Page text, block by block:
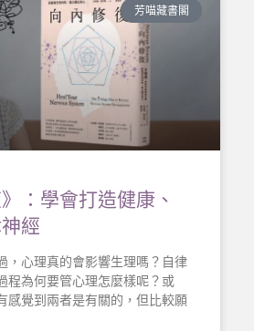
芳喵藏書閣
》：學會打造健康、
經
，心理真的會影響生理嗎？自律
程為何要管心理怎麼樣呢？或
感覺到兩者是有關的，但比較願